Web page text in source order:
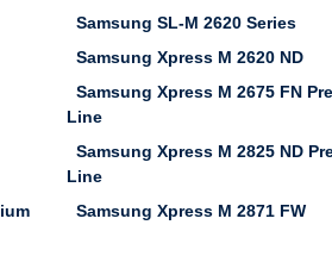
Samsung SL-M 2620 Series
Samsung Xpress M 2620 ND
Samsung Xpress M 2675 FN
Line
Samsung Xpress M 2825 ND
Line
Samsung Xpress M 2871 FW